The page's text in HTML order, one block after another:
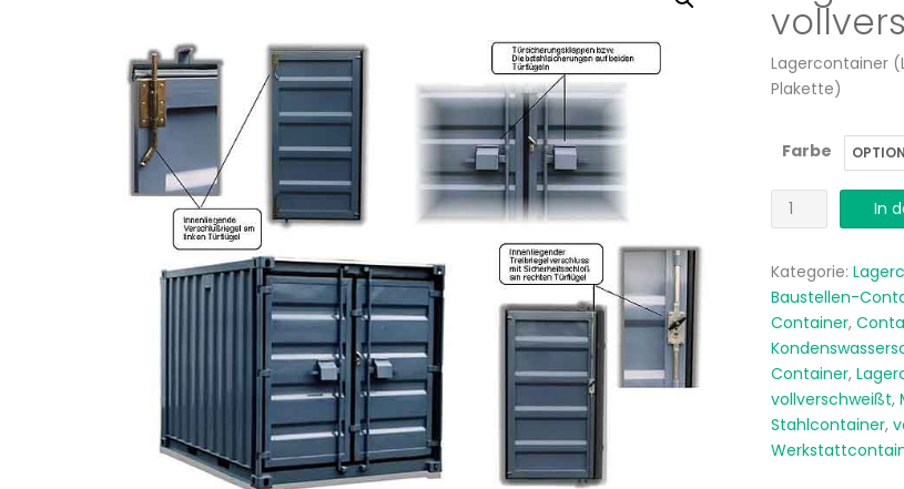
Lagercontainer
Plakette)
Farbe
Stahl
-
Container
Menge
In
Kategorie:
Baustellen-
Container,
Container,
vollverschweißt,
Stahlcontainer,